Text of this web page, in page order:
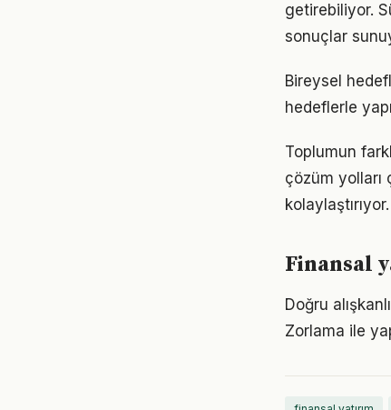
getirebiliyor.
sonuçlar
Bireysel
hedeflerle
Toplumun
çözüm yolları
kolaylaştırıyor.
Finansal
Doğru
Zorlama ile